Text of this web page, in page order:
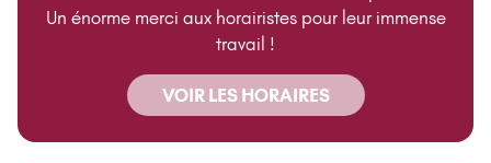
Un énorme merci aux horairistes pour leur immense
travail !
VOIR LES HORAIRES